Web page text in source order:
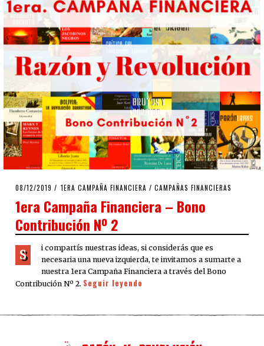
POSTED
08/12/2019 08/12/2019
1ERA CAMPAÑA FINANCIERA / CAMPAÑAS FINANCIERAS
1era Campaña Financiera – Bono
Contribución Nº 2
S
i compartís nuestras ideas, si considerás que es
necesaria una nueva izquierda, te invitamos a sumarte a
nuestra 1era Campaña Financiera a través del Bono
Contribución Nº 2. Seguir leyendo